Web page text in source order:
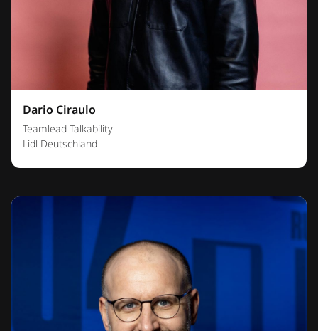
Dario Ciraulo
Teamlead Talkability
Lidl Deutschland